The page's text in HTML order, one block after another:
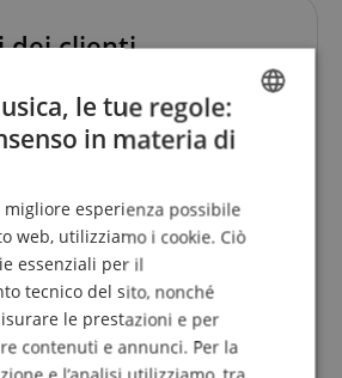
dei clienti
0
0
0
ENGLISH
ITALIAN
SPANISH
le tue regole:
in materia di
esperienza possibile
web, utilizziamo i cookie. Ciò
essenziali per il
tecnico del sito, nonché
le prestazioni e per
contenuti e annunci. Per la